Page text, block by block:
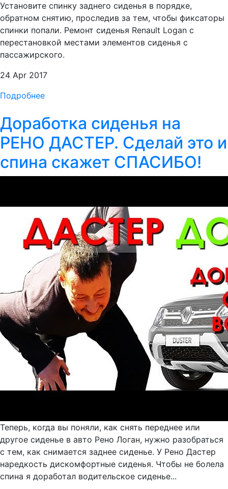
Установите спинку заднего сиденья в порядке,
обратном снятию, проследив за тем, чтобы фиксаторы
спинки попали. Ремонт сиденья Renault Logan с
перестановкой местами элементов сиденья с
пассажирского.
24 Apr 2017
Подробнее
Доработка сиденья на
РЕНО ДАСТЕР. Сделай это и
спина скажет СПАСИБО!
Теперь, когда вы поняли, как снять переднее или
другое сиденье в авто Рено Логан, нужно разобраться
с тем, как снимается заднее сиденье. У Рено Дастер
наредкость дискомфортные сиденья. Чтобы не болела
спина я доработал водительское сиденье...